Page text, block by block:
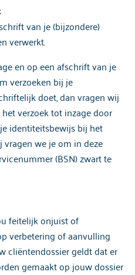
van je (bijzondere)
verwerkt.
en op een afschrift van je
verzoeken bij je
doet, dan vragen wij
verzoek tot inzage door
identiteitsbewijs bij het
vragen we je om in deze
(BSN) zwart te
feitelijk onjuist of
verbetering of aanvulling
cliëntendossier geldt dat er
gemaakt op jouw dossier